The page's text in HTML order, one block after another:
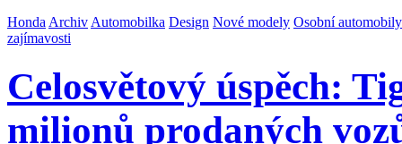
Honda Archiv Automobilka Design Nové modely Osobní automobily
zajímavosti
Celosvětový úspěch:
milionů prodaných